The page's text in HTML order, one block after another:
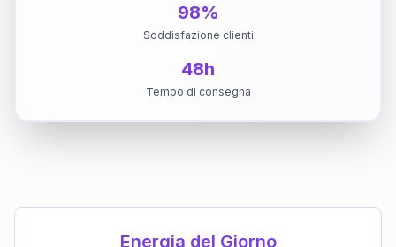
98%
Soddisfazione clienti
48h
Tempo di consegna
Energia del Giorno